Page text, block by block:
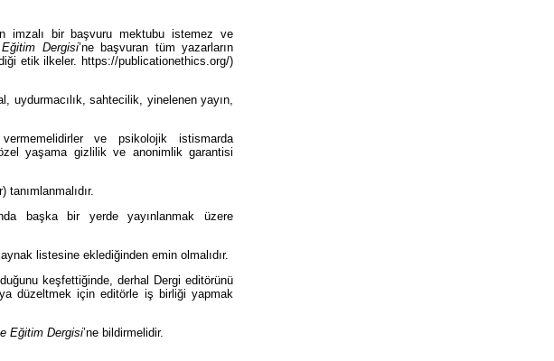
imzalı bir başvuru mektubu istemez ve
Dergisi’ne başvuran tüm yazarların
etik ilkeler. https://publicationethics.org/)
uydurmacılık, sahtecilik, yinelenen yayın,
ve psikolojik istismarda
özel yaşama gizlilik ve anonimlik garantisi
başka bir yerde yayınlanmak üzere
listesine eklediğinden emin olmalıdır.
keşfettiğinde, derhal Dergi editörünü
düzeltmek için editörle iş birliği yapmak
Eğitim Dergisi’ne bildirmelidir.